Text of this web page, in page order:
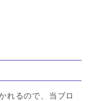
れるので、当ブロ